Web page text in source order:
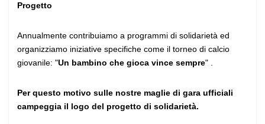
Progetto
Annualmente contribuiamo a programmi di solidarietà ed
organizziamo iniziative specifiche come il torneo di calcio
giovanile: "Un bambino che gioca vince sempre" .
Per questo motivo sulle nostre maglie di gara ufficiali
campeggia il logo del progetto di solidarietà.